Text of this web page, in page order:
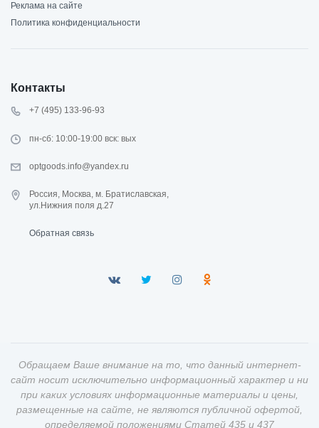
Реклама на сайте
Политика конфиденциальности
Контакты
+7 (495) 133-96-93
пн-сб: 10:00-19:00 вск: вых
optgoods.info@yandex.ru
Россия, Москва, м. Братиславская,
ул.Нижния поля д.27
Обратная связь
Обращаем Ваше внимание на то, что данный интернет-
сайт носит исключительно информационный характер и ни
при каких условиях информационные материалы и цены,
размещенные на сайте, не являются публичной офертой,
определяемой положениями Статей 435 и 437